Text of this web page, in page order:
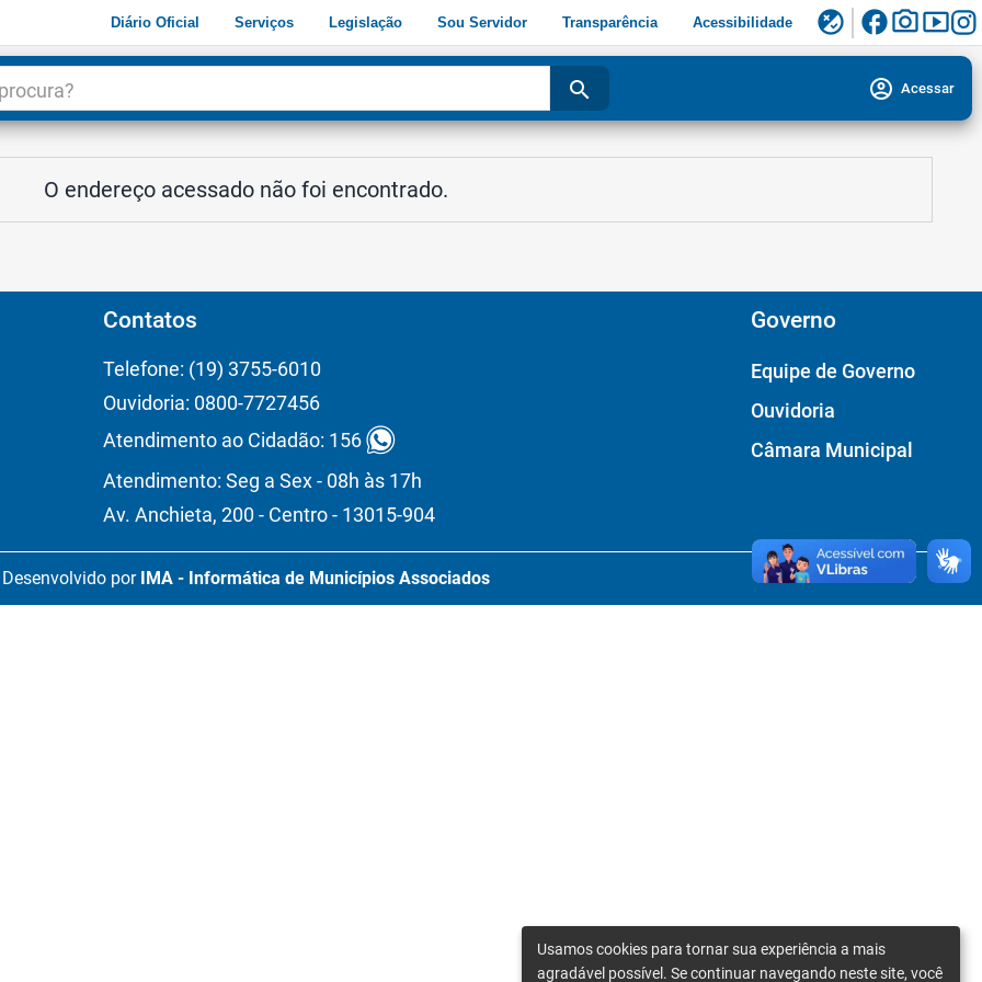
Diário Oficial Serviços Legislação Sou Servidor Transparência Acessibilidade flaky facebookphoto_camerasmart_display
search account_circle Acessar
O endereço acessado não foi encontrado.
Contatos
Telefone: (19) 3755-6010
Ouvidoria: 0800-7727456
Atendimento ao Cidadão: 156
Atendimento: Seg a Sex - 08h às 17h
Av. Anchieta, 200 - Centro - 13015-904
Governo
Equipe de Governo
Ouvidoria
Câmara Municipal
Desenvolvido por IMA - Informática de Municípios Associados
Usamos cookies para tornar sua experiência a mais
agradável possível. Se continuar navegando neste site, você